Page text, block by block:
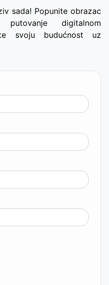
sada! Popunite obrazac
digitalnom
svoju budućnost uz